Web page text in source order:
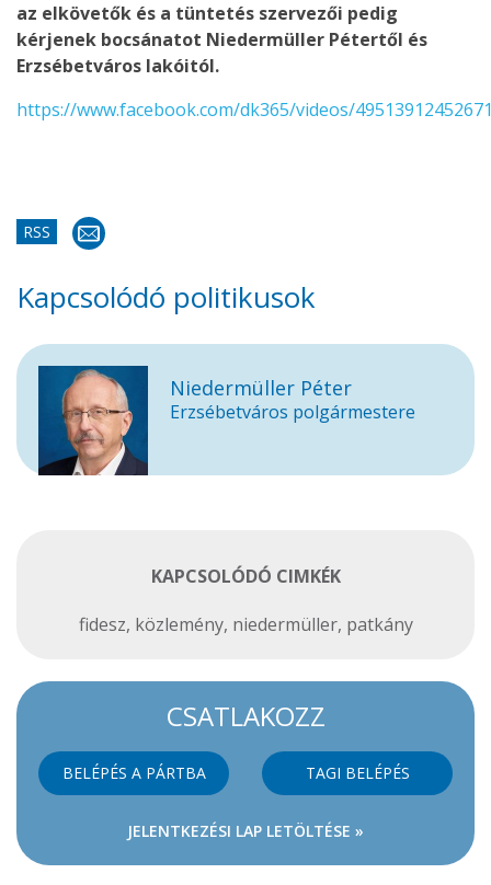
az elkövetők és a tüntetés szervezői pedig
kérjenek bocsánatot Niedermüller Pétertől és
Erzsébetváros lakóitól.
https://www.facebook.com/dk365/videos/
RSS
Kapcsolódó politikusok
Niedermüller Péter
Erzsébetváros polgármestere
KAPCSOLÓDÓ CIMKÉK
fidesz, közlemény, niedermüller, patkány
CSATLAKOZZ
BELÉPÉS A PÁRTBA TAGI BELÉPÉS
JELENTKEZÉSI LAP LETÖLTÉSE »